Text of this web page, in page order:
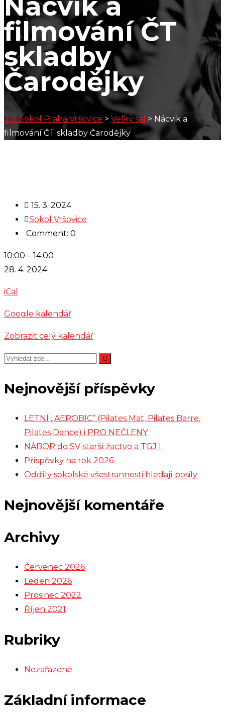
filmování ČT
skladby
Čarodějky
T.J. Sokol Praha Vršovice > Velký sál > Nácvik a
filmování ČT skladby Čarodějky
15. 3. 2024
Sokol Vršovice
Comment: 0
Nácvik
a
ČT
skladby
10:00 – 14:00
28. 4. 2024
iCal
Google kalendář
Zobrazit celý kalendář
Nejnovější příspěvky
LETNÍ „AEROBIC“ (Pilates Mat, Pilates Barre,
Pilates Dance) i PRO NEČLENY
NÁBOR do SV starší žactvo a TGJ I.
Příspěvky na rok 2026
Oddíly sokolské všestrannosti hledají posily
Nejnovější komentáře
Archivy
Červenec 2026
Leden 2026
Prosinec 2022
Říjen 2021
Rubriky
Nezařazené
Základní informace